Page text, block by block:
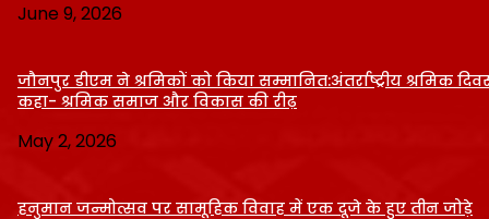
June 9, 2026
जौनपुर डीएम ने श्रमिकों को किया सम्मानित:अंतर्राष्ट्रीय श्रमिक
कहा- श्रमिक समाज और विकास की रीढ़
May 2, 2026
हनुमान जन्मोत्सव पर सामूहिक विवाह में एक दूजे के हुए तीन जोड़े